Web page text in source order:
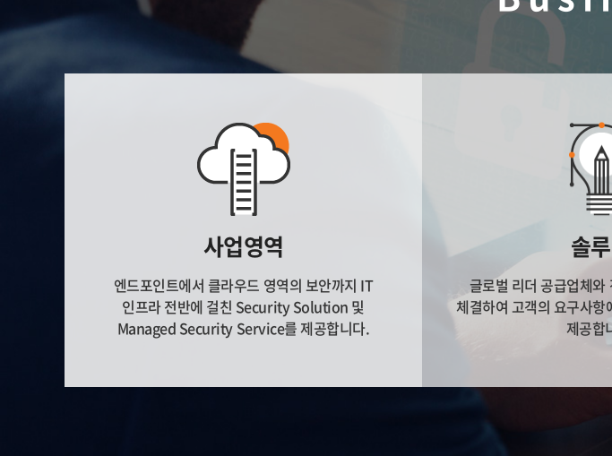
사업영역
엔드포인트에서 클라우드 영역의 보안까지 IT
인프라 전반에 걸친 Security Solution 및
Managed Security Service를 제공합니다.
솔
글로벌 리더 공급업체
체결하여 고객의 요구사항
제공합